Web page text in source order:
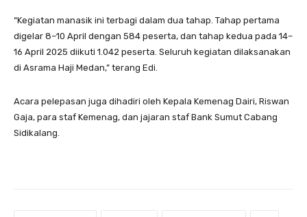
“Kegiatan manasik ini terbagi dalam dua tahap. Tahap pertama
digelar 8–10 April dengan 584 peserta, dan tahap kedua pada 14–
16 April 2025 diikuti 1.042 peserta. Seluruh kegiatan dilaksanakan
di Asrama Haji Medan,” terang Edi.
Acara pelepasan juga dihadiri oleh Kepala Kemenag Dairi, Riswan
Gaja, para staf Kemenag, dan jajaran staf Bank Sumut Cabang
Sidikalang.